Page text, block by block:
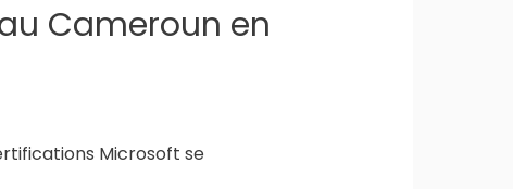
Cameroun en
Microsoft se